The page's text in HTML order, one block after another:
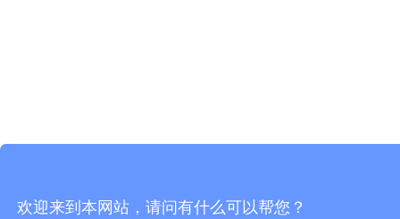
欢迎来到本网站，请问有什么可以帮您？